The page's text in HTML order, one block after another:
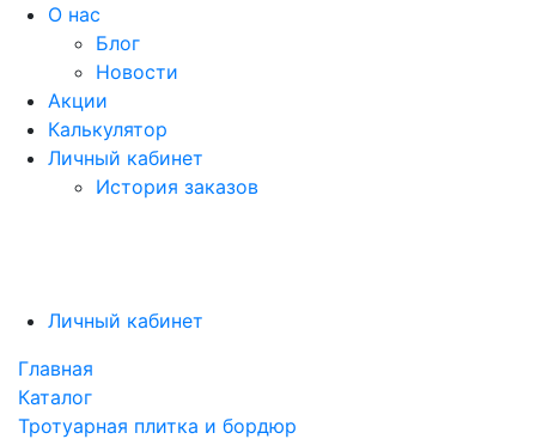
О нас
Блог
Новости
Акции
Калькулятор
Личный кабинет
История заказов
Личный кабинет
Главная
Каталог
Тротуарная плитка и бордюр